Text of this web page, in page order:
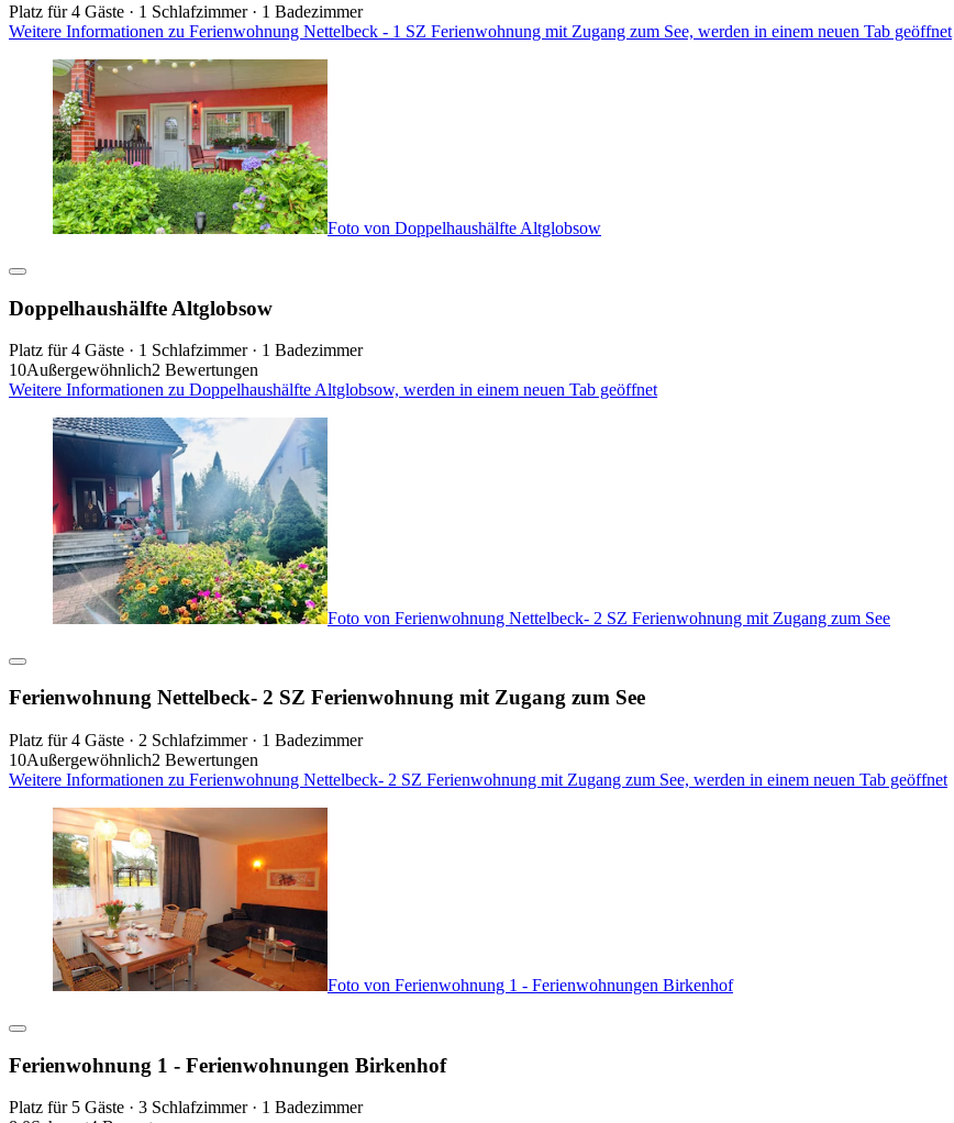
Platz für 4 Gäste · 1 Schlafzimmer · 1 Badezimmer
Weitere Informationen zu Ferienwohnung Nettelbeck - 1 SZ Ferienwohnung mit Zugang zum See, werden in einem neuen Tab geöffnet
Foto von Doppelhaushälfte Altglobsow
Doppelhaushälfte Altglobsow
Platz für 4 Gäste · 1 Schlafzimmer · 1 Badezimmer
10Außergewöhnlich2 Bewertungen
Weitere Informationen zu Doppelhaushälfte Altglobsow, werden in einem neuen Tab geöffnet
Foto von Ferienwohnung Nettelbeck- 2 SZ Ferienwohnung mit Zugang zum See
Ferienwohnung Nettelbeck- 2 SZ Ferienwohnung mit Zugang zum See
Platz für 4 Gäste · 2 Schlafzimmer · 1 Badezimmer
10Außergewöhnlich2 Bewertungen
Weitere Informationen zu Ferienwohnung Nettelbeck- 2 SZ Ferienwohnung mit Zugang zum See, werden in einem neuen Tab geöffnet
Foto von Ferienwohnung 1 - Ferienwohnungen Birkenhof
Ferienwohnung 1 - Ferienwohnungen Birkenhof
Platz für 5 Gäste · 3 Schlafzimmer · 1 Badezimmer